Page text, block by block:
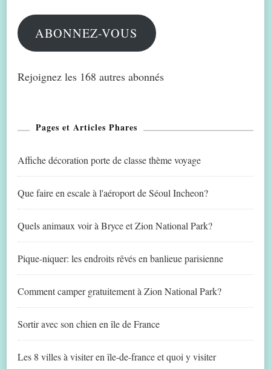
mail
ABONNEZ-VOUS
Rejoignez les 168 autres abonnés
Pages et Articles Phares
Affiche décoration porte de classe thème voyage
Que faire en escale à l'aéroport de Séoul Incheon?
Quels animaux voir à Bryce et Zion National Park?
Pique-niquer: les endroits rêvés en banlieue parisienne
Comment camper gratuitement à Zion National Park?
Sortir avec son chien en île de France
Les 8 villes à visiter en île-de-france et quoi y visiter